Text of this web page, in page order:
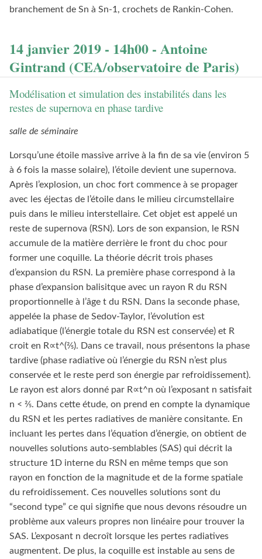
branchement de Sn à Sn-1, crochets de Rankin-Cohen.
14 janvier 2019 - 14h00 - Antoine
Gintrand (CEA/observatoire de Paris)
Modélisation et simulation des instabilités dans les
restes de supernova en phase tardive
salle de séminaire
Lorsqu’une étoile massive arrive à la fin de sa vie (environ 5
à 6 fois la masse solaire), l’étoile devient une supernova.
Après l’explosion, un choc fort commence à se propager
avec les éjectas de l’étoile dans le milieu circumstellaire
puis dans le milieu interstellaire. Cet objet est appelé un
reste de supernova (RSN). Lors de son expansion, le RSN
accumule de la matière derrière le front du choc pour
former une coquille. La théorie décrit trois phases
d’expansion du RSN. La première phase correspond à la
phase d’expansion balisitque avec un rayon R du RSN
proportionnelle à l’âge t du RSN. Dans la seconde phase,
appelée la phase de Sedov-Taylor, l’évolution est
adiabatique (l’énergie totale du RSN est conservée) et R
croit en R∝t^(2⁄5). Dans ce travail, nous présentons la phase
tardive (phase radiative où l’énergie du RSN n’est plus
conservée et le reste perd son énergie par refroidissement).
Le rayon est alors donné par R∝t^n où l’exposant n satisfait
n < 2⁄5. Dans cette étude, on prend en compte la dynamique
du RSN et les pertes radiatives de manière consitante. En
incluant les pertes dans l’équation d’énergie, on obtient de
nouvelles solutions auto-semblables (SAS) qui décrit la
structure 1D interne du RSN en même temps que son
rayon en fonction de la magnitude et de la forme spatiale
du refroidissement. Ces nouvelles solutions sont du
“second type” ce qui signifie que nous devons résoudre un
problème aux valeurs propres non linéaire pour trouver la
SAS. L’exposant n decroît lorsque les pertes radiatives
augmentent. De plus, la coquille est instable au sens de